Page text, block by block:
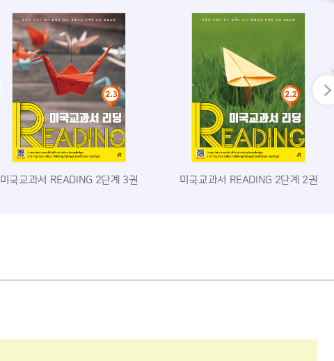
미국교과서 READING 2단계 3권 미국교과서 READING 2단계 2권